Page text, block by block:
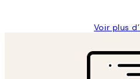
Voir plus